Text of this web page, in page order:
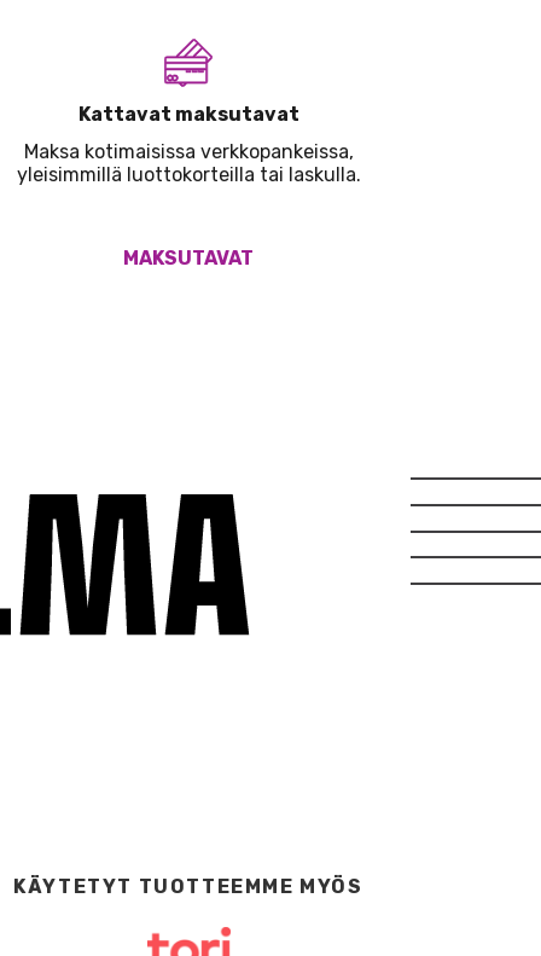
Kattavat maksutavat
Maksa kotimaisissa verkkopankeissa,
yleisimmillä luottokorteilla tai laskulla.
MAKSUTAVAT
KÄYTETYT TUOTTEEMME MYÖS